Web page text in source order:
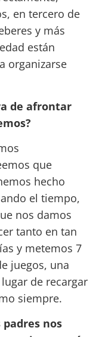
en tercero de
y más
están
organizarse
de afrontar
que
hecho
el tiempo,
nos damos
tanto en tan
y metemos 7
juegos, una
de recargar
siempre.
nos